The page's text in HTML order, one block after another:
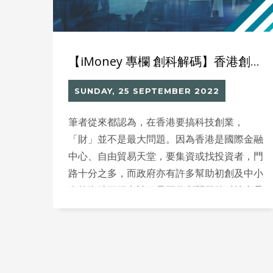
【iMoney 專欄 創科解碼】香港創科趨勢：IT支援外判
SUNDAY, 25 SEPTEMBER 2022
筆者從來都認為，在香港要搞科技創業，
「財」並不是最大問題。因為香港是國際金融
中心、自由貿易天堂，要集資或找投資者，門
路十分之多，而政府亦有許多幫助初創及中小
或應用有具體可行的商業計劃，令潛在投資者